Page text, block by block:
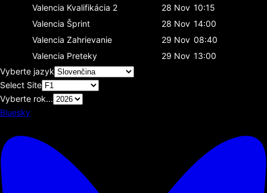
Valencia Kvalifikácia 2 28 Nov 10:15
Valencia Šprint 28 Nov 14:00
Valencia Zahrievanie 29 Nov 08:40
Valencia Preteky 29 Nov 13:00
Vyberte jazyk
Select Site
Vyberte rok...
Bluesky